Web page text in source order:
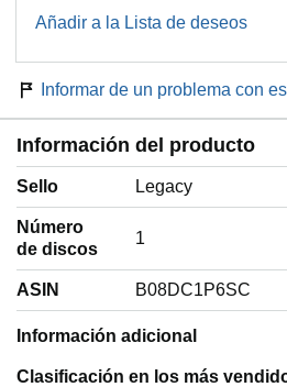
Añadir a la Lista de deseos
Informar de un problema con
Información del producto
Sello ‎Legacy
Número
de discos
‎1
ASIN ‎B08DC1P6SC
Información adicional
Clasificación en los más